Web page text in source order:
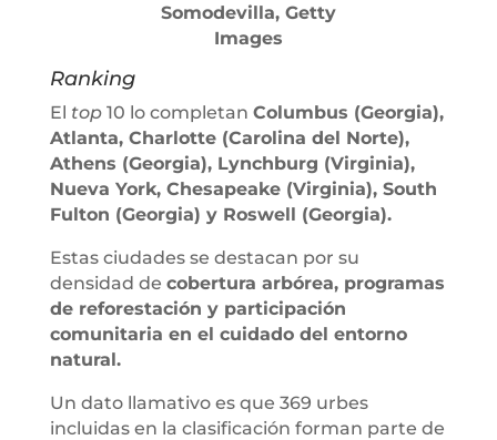
Somodevilla, Getty
Images
Ranking
El top 10 lo completan Columbus (Georgia),
Atlanta, Charlotte (Carolina del Norte),
Athens (Georgia), Lynchburg (Virginia),
Nueva York, Chesapeake (Virginia), South
Fulton (Georgia) y Roswell (Georgia).
Estas ciudades se destacan por su
densidad de cobertura arbórea, programas
de reforestación y participación
comunitaria en el cuidado del entorno
natural.
Un dato llamativo es que 369 urbes
incluidas en la clasificación forman parte de